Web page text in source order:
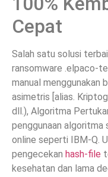
Cepat
Salah satu solusi
ransomware .elpaco-
manual menggunakan
asimetris [alias.
dll.), Algoritma
penggunaan
online seperti IBM-Q.
pengecekan hash-file
kesehatan dan lama